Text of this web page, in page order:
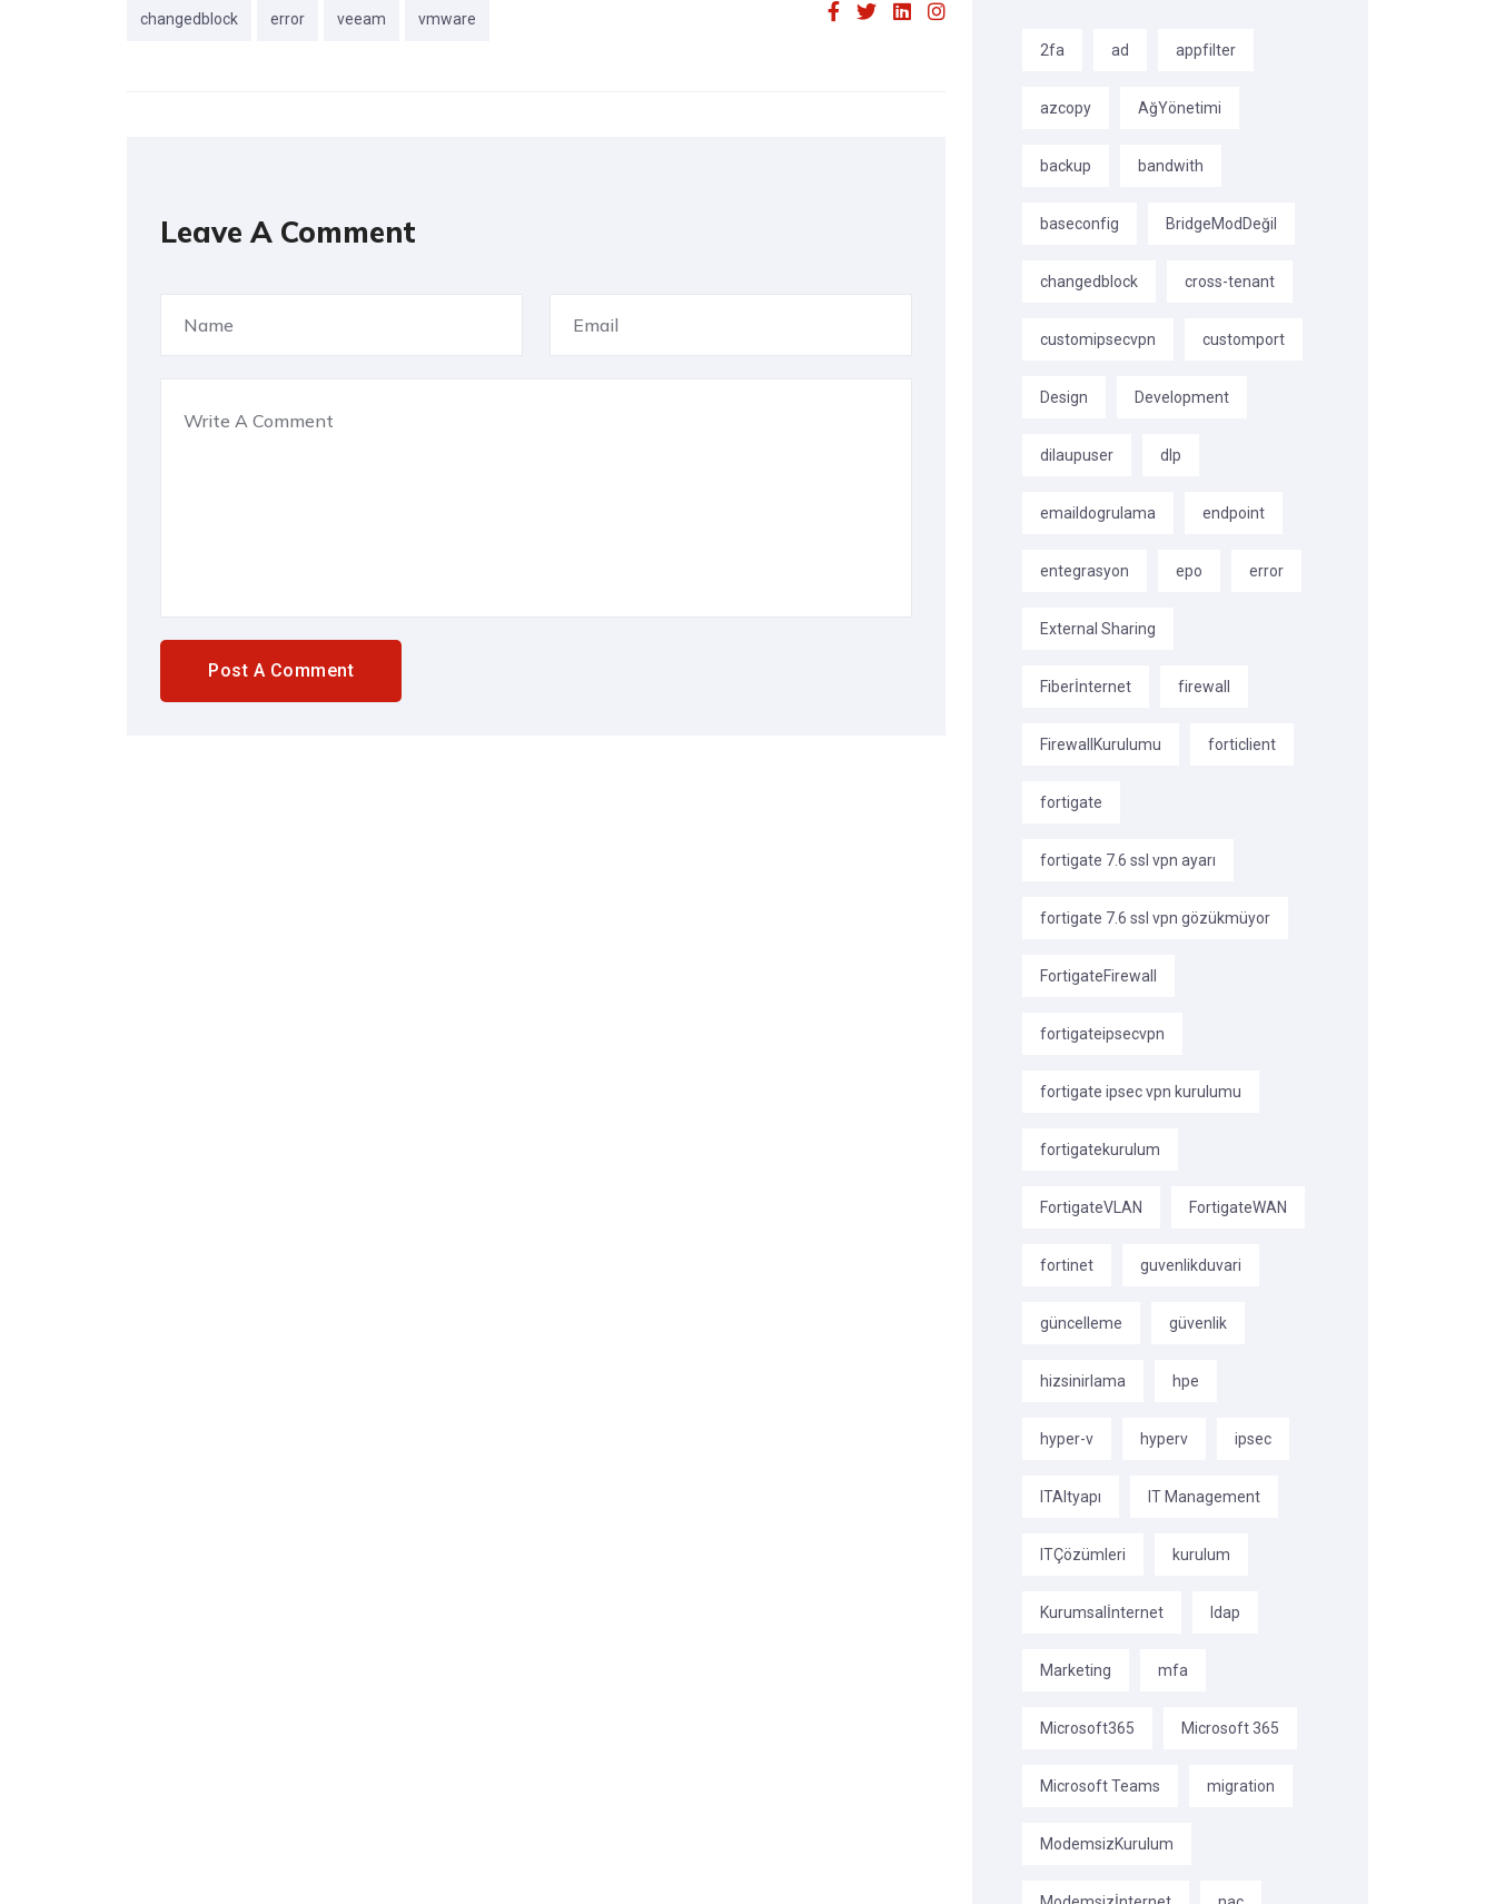
changedblock error veeam vmware
Leave A Comment
Post A Comment
2fa ad appfilter
azcopy AğYönetimi
backup bandwith
baseconfig BridgeModDeğil
changedblock cross-tenant
customipsecvpn customport
Design Development
dilaupuser dlp
emaildogrulama endpoint
entegrasyon epo error
External Sharing
Fiberİnternet firewall
FirewallKurulumu forticlient
fortigate
fortigate 7.6 ssl vpn ayarı
fortigate 7.6 ssl vpn gözükmüyor
FortigateFirewall
fortigateipsecvpn
fortigate ipsec vpn kurulumu
fortigatekurulum
FortigateVLAN FortigateWAN
fortinet guvenlikduvari
güncelleme güvenlik
hizsinirlama hpe
hyper-v hyperv ipsec
ITAltyapı IT Management
ITÇözümleri kurulum
Kurumsalİnternet ldap
Marketing mfa
Microsoft365 Microsoft 365
Microsoft Teams migration
ModemsizKurulum